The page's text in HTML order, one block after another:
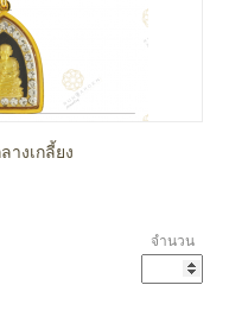
งเกลี้ยง
จำนวน